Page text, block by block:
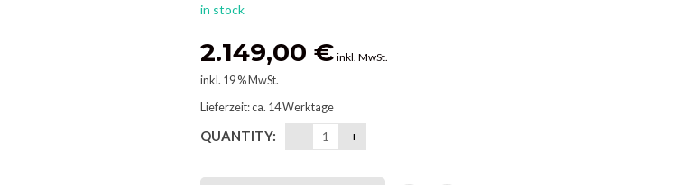
in stock
2.149,00 € inkl. MwSt.
inkl. 19 % MwSt.
Lieferzeit:ca. 14 Werktage
QUANTITY: